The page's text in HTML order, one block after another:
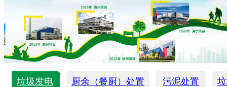
垃圾发电 厨余（餐厨）处置 污泥处置